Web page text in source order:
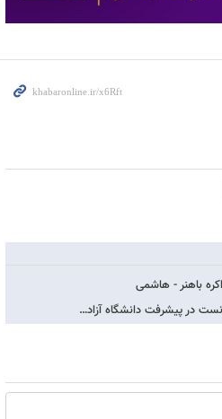
باهنر - هاشمی
در پیشرفت دانشگاه آزاد…